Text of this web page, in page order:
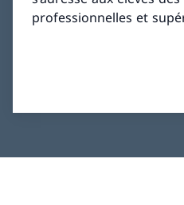
professionnelles et